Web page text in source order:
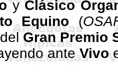
yClásico
Equino (
delGran Premio
anteVivo